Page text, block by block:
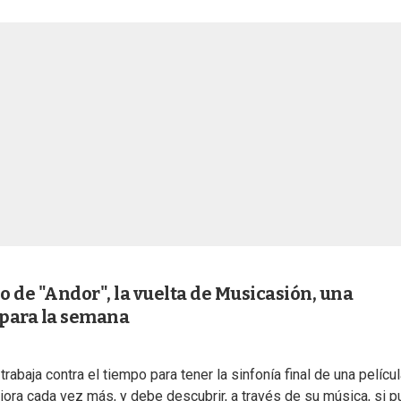
de "Andor", la vuelta de Musicasión, una
la semana
contra el tiempo para tener la sinfonía final de una
cada vez más, y debe descubrir, a través de su música, si